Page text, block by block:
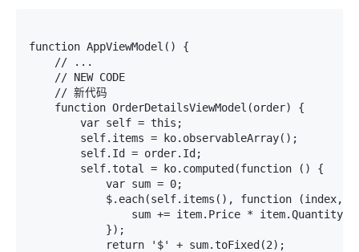
function AppViewModel() {
    // ...
    // NEW CODE
    // 新代码
    function OrderDetailsViewModel(order) {
        var self = this;
        self.items = ko.observableArray();
        self.Id = order.Id;
        self.total = ko.computed(function () {
            var sum = 0;
$.each(self.items(), function (index,
                sum += item.Price * item.Quantity;
            });
            return '$' + sum.toFixed(2);